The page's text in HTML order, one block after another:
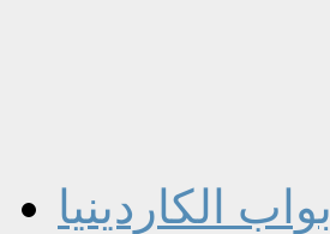
ابواب الكاردينيا